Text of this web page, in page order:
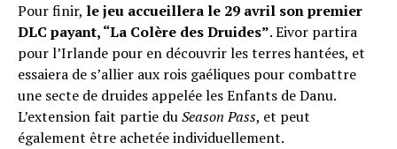
Pour finir, le jeu accueillera le 29 avril son premier
DLC payant, “La Colère des Druides”. Eivor partira
pour l’Irlande pour en découvrir les terres hantées, et
essaiera de s’allier aux rois gaéliques pour combattre
une secte de druides appelée les Enfants de Danu.
L’extension fait partie duSeason Pass, et peut
également être achetée individuellement.